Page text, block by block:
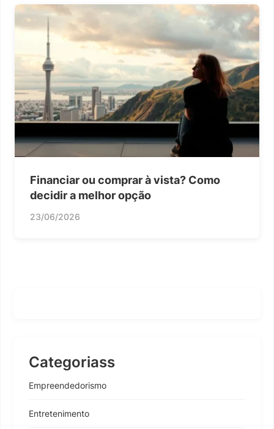
Financiar ou comprar à vista? Como
decidir a melhor opção
23/06/2026
Categoriass
Empreendedorismo
Entretenimento